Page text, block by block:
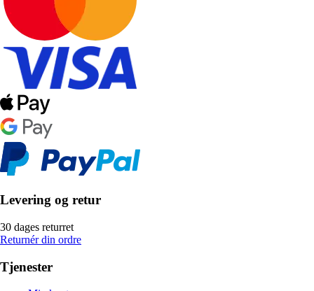
Levering og retur
30 dages returret
Returnér din ordre
Tjenester